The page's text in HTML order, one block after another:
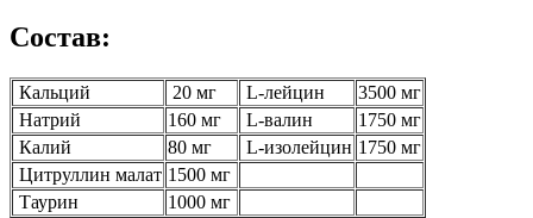
Состав:
Кальций 20 мг L-лейцин
3500 мг
Натрий
160 мг L-валин
1750 мг
Калий
80 мг L-изолейцин 1750 мг
Цитруллин малат 1500 мг
Таурин
1000 мг